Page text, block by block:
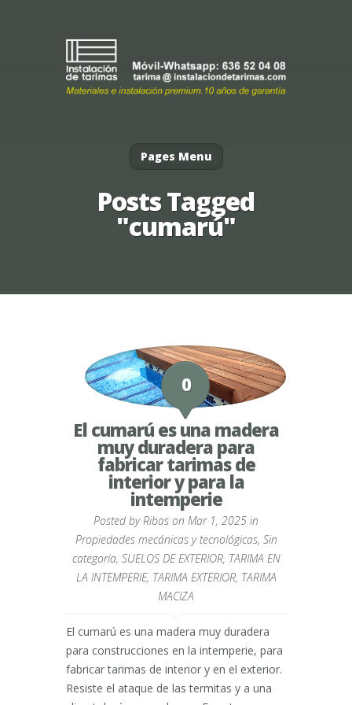
Pages Menu
Posts Tagged
"cumarú"
0
El cumarú es una madera
muy duradera para
fabricar tarimas de
interior y para la
intemperie
Posted byRibas on Mar 1, 2025 in
Propiedades mecánicas y tecnológicas, Sin
categoría, SUELOS DE EXTERIOR, TARIMA EN
LA INTEMPERIE, TARIMA EXTERIOR, TARIMA
MACIZA
El cumarú es una madera muy duradera
para construcciones en la intemperie, para
fabricar tarimas de interior y en el exterior.
Resiste el ataque de las termitas y a una